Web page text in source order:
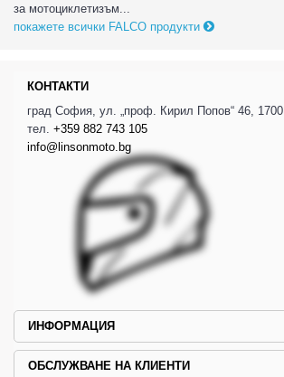
за мотоциклетизъм...
покажете всички FALCO продукти
КОНТАКТИ
град София, ул. „проф. Кирил Попов“ 46, 1700
тел. +359 882 743 105
info@linsonmoto.bg
ИНФОРМАЦИЯ
ОБСЛУЖВАНЕ НА КЛИЕНТИ